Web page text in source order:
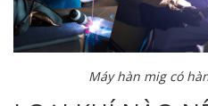
Máy hàn mig có